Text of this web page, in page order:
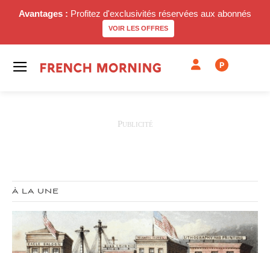
Avantages : Profitez d'exclusivités réservées aux abonnés
VOIR LES OFFRES
P
À LA UNE